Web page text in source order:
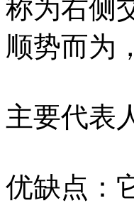
称为右侧
顺势而为
主要代表
优缺点：